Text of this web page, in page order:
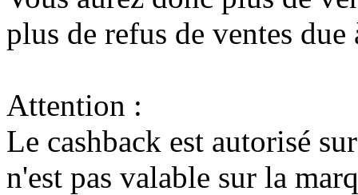
plus de refus de ventes
Attention :
Le cashback est autorisé
n'est pas valable sur la